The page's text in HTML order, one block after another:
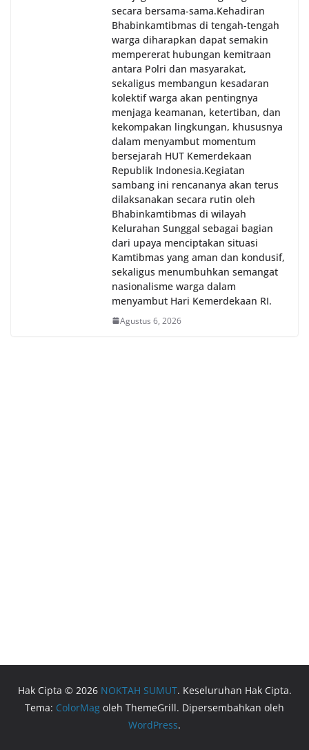
secara bersama-sama.‎‎Kehadiran
Bhabinkamtibmas di tengah-tengah
warga diharapkan dapat semakin
mempererat hubungan kemitraan
antara Polri dan masyarakat,
sekaligus membangun kesadaran
kolektif warga akan pentingnya
menjaga keamanan, ketertiban, dan
kekompakan lingkungan, khususnya
dalam menyambut momentum
bersejarah HUT Kemerdekaan
Republik Indonesia.‎Kegiatan
sambang ini rencananya akan terus
dilaksanakan secara rutin oleh
Bhabinkamtibmas di wilayah
Kelurahan Sunggal sebagai bagian
dari upaya menciptakan situasi
Kamtibmas yang aman dan kondusif,
sekaligus menumbuhkan semangat
nasionalisme warga dalam
menyambut Hari Kemerdekaan RI.
Agustus 6, 2026
Hak Cipta © 2026 NOKTAH SUMUT. Keseluruhan Hak Cipta.
Tema: ColorMag oleh ThemeGrill. Dipersembahkan oleh
WordPress.